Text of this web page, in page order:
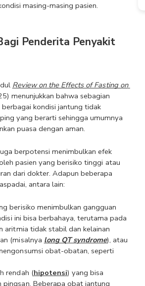
masing-masing pasien.
Penderita Penyakit
Review on the Effects of Fasting on
menunjukkan bahwa sebagian
kondisi jantung tidak
yang berarti sehingga umumnya
puasa dengan aman.
berpotensi menimbulkan efek
pasien yang berisiko tinggi atau
dari dokter. Adapun beberapa
antara lain:
berisiko menimbulkan gangguan
ini bisa berbahaya, terutama pada
aritmia tidak stabil dan kelainan
(misalnya long QT syndrome), atau
obat-obatan, seperti
rendah (hipotensi) yang bisa
pingsan. Beberapa obat jantung